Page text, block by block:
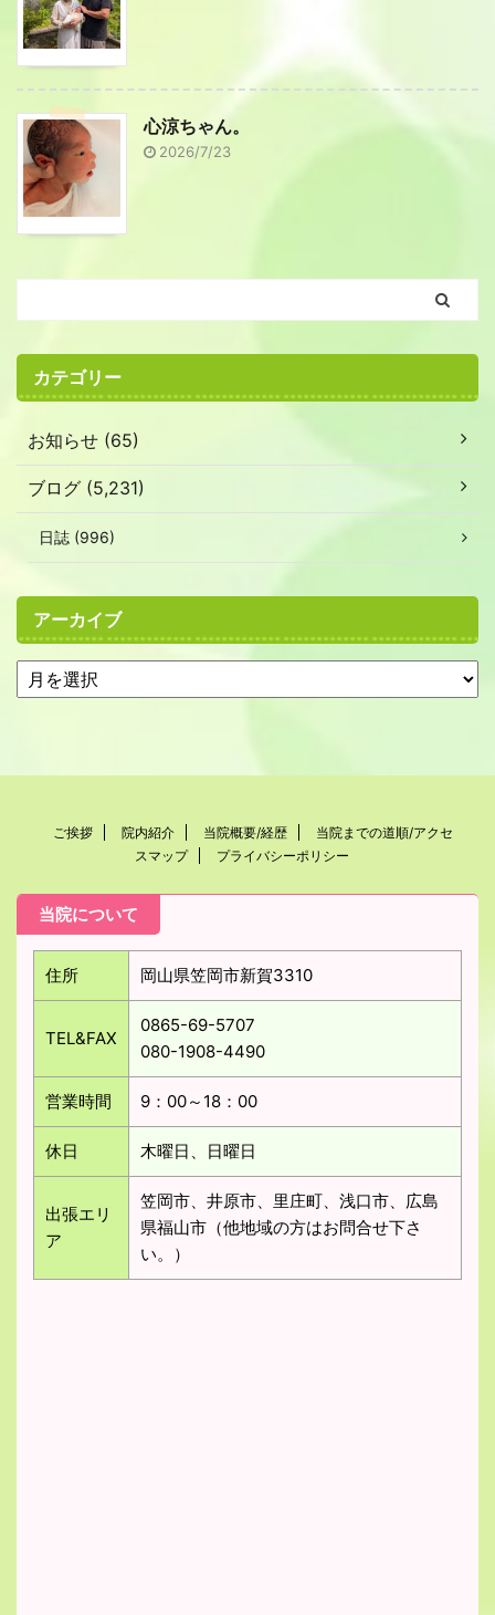
心涼ちゃん。
2026/7/23
カテゴリー
お知らせ (65)
ブログ (5,231)
日誌 (996)
アーカイブ
ご挨拶 院内紹介 当院概要/経歴
当院までの道順/アクセ
スマップ
プライバシーポリシー
当院について
住所 岡山県笠岡市新賀3310
TEL&FAX
0865-69-5707
080-1908-4490
営業時間 9：00～18：00
休日 木曜日、日曜日
出張エリ
ア
笠岡市、井原市、里庄町、浅口市、広島
県福山市（他地域の方はお問合せ下さ
い。）